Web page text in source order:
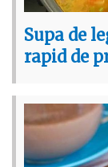
Supa de
rapid de